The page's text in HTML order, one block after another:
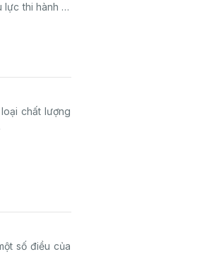
lực thi hành từ
chất lượng
số điều của